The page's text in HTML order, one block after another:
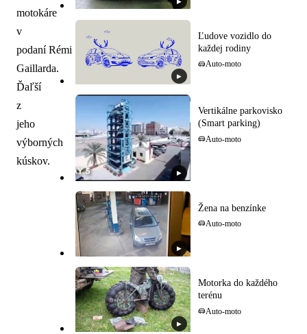
motokáre
v
podaní Rémi
Gaillarda.
Ďaľší
z
jeho
výborných
kúskov.
▶
Ľudove vozidlo do
každej rodiny
Auto-moto
▶
Vertikálne parkovisko
(Smart parking)
Auto-moto
▶
Žena na benzínke
Auto-moto
▶
Motorka do každého
terénu
Auto-moto